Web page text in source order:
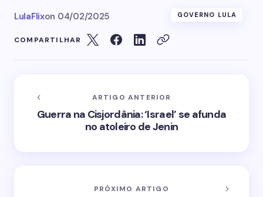
LulaFlixon 04/02/2025 GOVERNO LULA
COMPARTILHAR
ARTIGO ANTERIOR
Guerra na Cisjordânia: ‘Israel’ se afunda
no atoleiro de Jenin
PRÓXIMO ARTIGO